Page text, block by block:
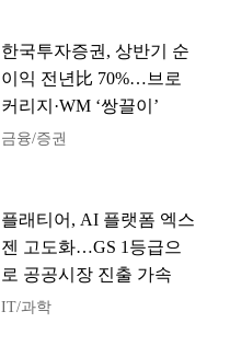
한국투자증권, 상반기 순
이익 전년比 70%…브로
커리지·WM ‘쌍끌이’
금융/증권
플래티어, AI 플랫폼 엑스
젠 고도화…GS 1등급으
로 공공시장 진출 가속
IT/과학